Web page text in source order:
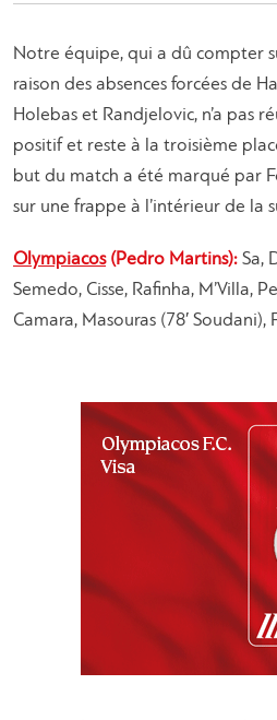
Notre équipe, qui a dû compter
raison des absences forcées de
Holebas et Randjelovic, n’a pas
positif et reste à la troisième
but du match a été marqué par
sur une frappe à l’intérieur de la
Olympiacos(Pedro Martins): Sa,
Semedo, Cisse, Rafinha, M’Villa,
Camara, Masouras (78′ Soudani),